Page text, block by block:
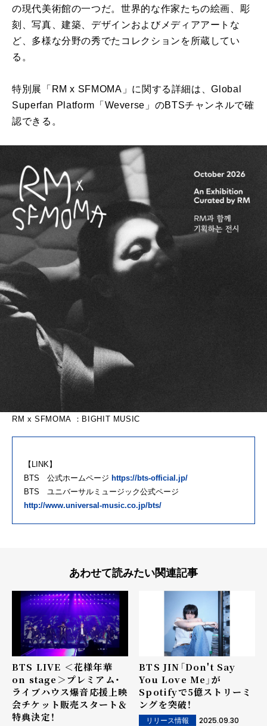
の現代美術館の一つだ。世界的な作家たちの絵画、彫
刻、写真、建築、デザインおよびメディアアートな
ど、多様な分野の秀でたコレクションを所蔵してい
る。
特別展「RM x SFMOMA」に関する詳細は、Global
Superfan Platform「Weverse」のBTSチャンネルで確
認できる。
RM x SFMOMA ：BIGHIT MUSIC
【LINK】
BTS 公式ホームページ https://bts-official.jp/
BTS ユニバーサルミュージック公式ページ
http://www.universal-music.co.jp/bts/
あわせて読みたい関連記事
BTS LIVE ＜花様年華
on stage＞プレミアム・
ライブハウス爆音応援上映
会チケット販売スタート＆
特典決定！
BTS JIN「Don't Say
You Love Me」が
Spotifyで5億ストリーミ
ングを突破！
リリース情報 2025.09.30